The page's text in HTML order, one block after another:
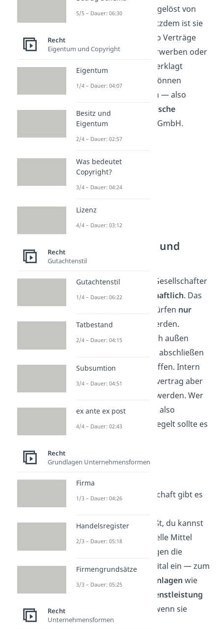
bedeutet, sie ist nicht losgelöst von
den Gesellschaftern. Trotzdem ist sie
rechtsfähig
. Sie kann also Verträge
abschließen, Eigentum erwerben oder
vor Gericht klagen und verklagt
werden. Gesellschafter können
natürliche Personen
sein — also
Menschen — oder
juristische
Personen, wie etwa eine GmbH.
Geschäftsführung und
Vertretung
In der Regel führen alle Gesellschafter
die Geschäftegemeinschaftlich. Das
heißt: Entscheidungen dürfen nur
gemeinsamgetroffen werden.
Außerdem darf jeder nach außen
handeln — also Verträge abschließen
oder Entscheidungen treffen. Intern
können im Gesellschaftsvertrag aber
Abweichungen geregelt werden. Wer
was entscheiden darf, ist also
verhandelbar— klar geregelt sollte es
aber auf jeden Fall sein.
In einer Personengesellschaft gibt es
kein vorgeschriebenes
Mindestkapital. Das heißt, du kannst
auch ohne große finanzielle Mittel
gründen. Trotzdem bringen die
Gesellschafter meist Kapital ein — zum
Beispiel
Geldoder Sachanlagen wie
Fahrzeuge. Auch eine
Dienstleistung
kann als Einlage gelten, wenn sie
dauerhaft erbracht wird.
5/5 – Dauer: 06:30
Recht
Eigentum und Copyright
Eigentum
1/4 – Dauer: 04:07
Besitz und
Eigentum
2/4 – Dauer: 02:57
Was bedeutet
Copyright?
3/4 – Dauer: 04:24
Lizenz
4/4 – Dauer: 03:12
Recht
Gutachtenstil
Gutachtenstil
1/4 – Dauer: 06:22
Tatbestand
2/4 – Dauer: 04:15
Subsumtion
3/4 – Dauer: 04:51
ex ante ex post
4/4 – Dauer: 02:43
Recht
Grundlagen Unternehmensformen
Firma
1/3 – Dauer: 04:26
Handelsregister
2/3 – Dauer: 05:18
Firmengrundsätze
3/3 – Dauer: 05:25
Recht
Unternehmensformen